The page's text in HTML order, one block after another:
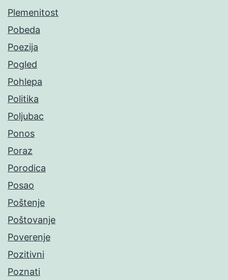
Plemenitost
Pobeda
Poezija
Pogled
Pohlepa
Politika
Poljubac
Ponos
Poraz
Porodica
Posao
Poštenje
Poštovanje
Poverenje
Pozitivni
Poznati